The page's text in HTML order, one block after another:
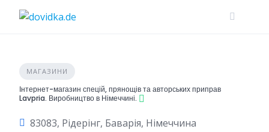
МАГАЗИНИ
Інтернет-магазин спецій, прянощів та авторських приправ
Lavpria. Виробництво в Німеччині.
83083, Рідерінг, Баварія, Німеччина